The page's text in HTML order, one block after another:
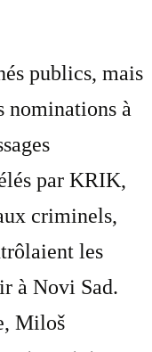
publics, mais
nominations à
par KRIK,
criminels,
les
à Novi Sad.
Miloš